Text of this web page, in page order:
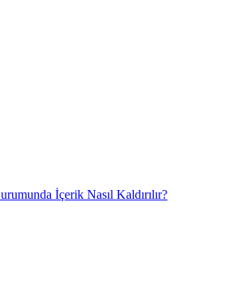
İçerik Nasıl Kaldırılır?